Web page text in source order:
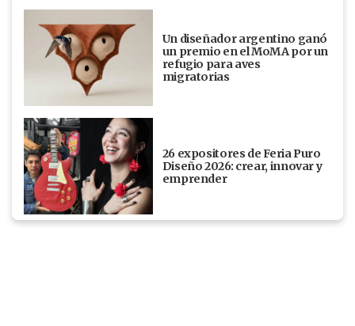
Un diseñador argentino ganó
un premio en el MoMA por un
refugio para aves
migratorias
26 expositores de Feria Puro
Diseño 2026: crear, innovar y
emprender